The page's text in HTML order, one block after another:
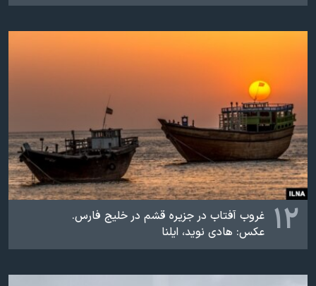
۱۲ غروب آفتاب در جزیره قشم در خلیج فارس.
عکس: هادی نوید، ایلنا